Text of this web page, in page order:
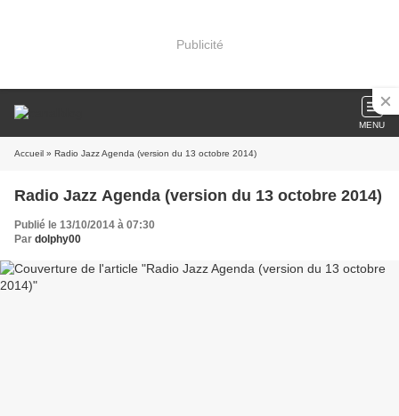
Publicité
MENU
Accueil » Radio Jazz Agenda (version du 13 octobre 2014)
Radio Jazz Agenda (version du 13 octobre 2014)
Publié le 13/10/2014 à 07:30
Par dolphy00